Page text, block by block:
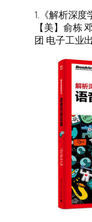
1.《解析深
【美】俞栋
团 电子工业